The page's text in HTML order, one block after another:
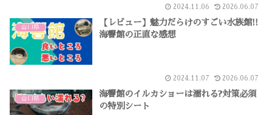
2024.11.06 2026.06.07
山口県
【レビュー】魅力だらけのすごい水族館!!
海響館の正直な感想
2024.11.07 2026.06.07
山口県
海響館のイルカショーは濡れる?対策必須
の特別シート